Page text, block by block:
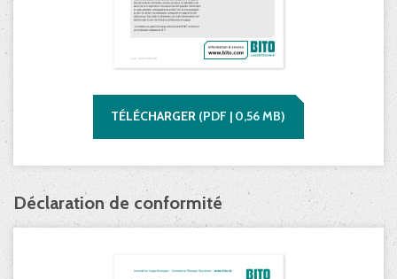
TÉLÉCHARGER (PDF | 0,56MB)
Déclaration de conformité